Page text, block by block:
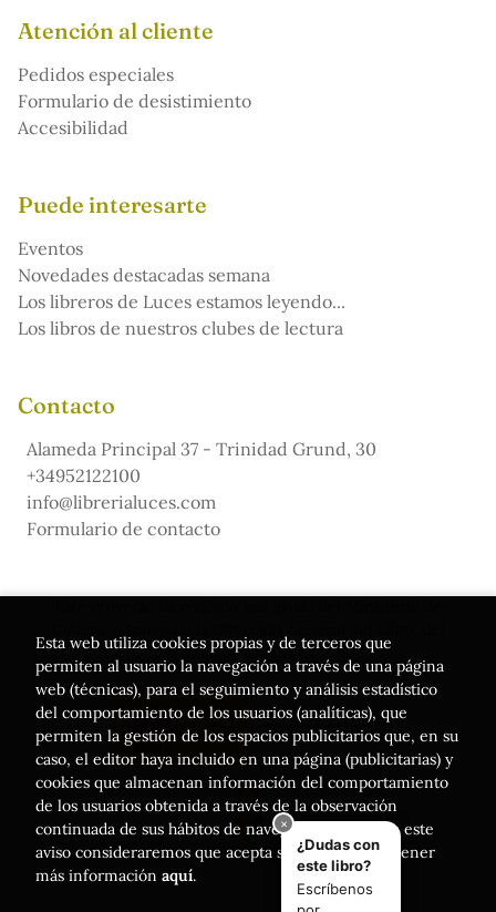
Atención al cliente
Pedidos especiales
Formulario de desistimiento
Accesibilidad
Puede interesarte
Eventos
Novedades destacadas semana
Los libreros de Luces estamos leyendo...
Los libros de nuestros clubes de lectura
Contacto
Alameda Principal 37 - Trinidad Grund, 30
+34952122100
info@librerialuces.com
Formulario de contacto
Cómic y de la Lectura
Esta web utiliza cookies propias y de terceros que
permiten al usuario la navegación a través de una página
web (técnicas), para el seguimiento y análisis estadístico
del comportamiento de los usuarios (analíticas), que
permiten la gestión de los espacios publicitarios que, en su
caso, el editor haya incluido en una página (publicitarias) y
cookies que almacenan información del comportamiento
de los usuarios obtenida a través de la observación
continuada de sus hábitos de navegación. Si acepta este
aviso consideraremos que acepta su uso. Puede obtener
más información aquí.